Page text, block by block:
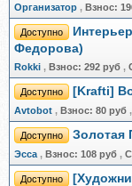
Организатор , Взнос:
Доступно
Федорова)
Rokki , Взнос: 292 руб ,
Доступно [Krafti]
Avtobot , Взнос: 80 руб ,
Доступно Золотая
Эсса , Взнос: 108 руб ,
Доступно